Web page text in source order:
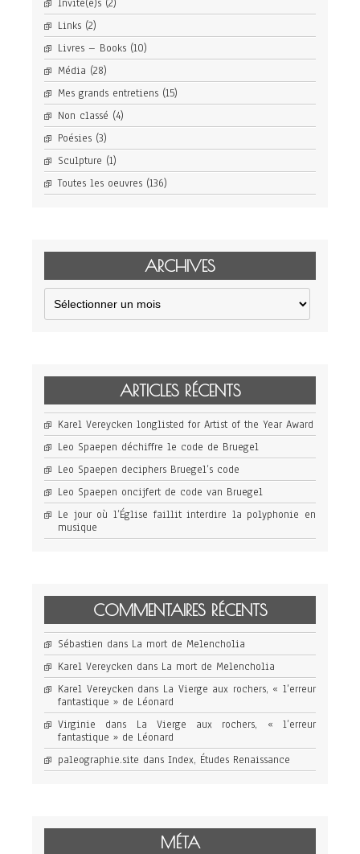
Links (2)
Livres – Books (10)
Média (28)
Mes grands entretiens (15)
Non classé (4)
Poésies (3)
Sculpture (1)
Toutes les oeuvres (136)
ARCHIVES
Archives
ARTICLES RÉCENTS
Karel Vereycken longlisted for Artist of the Year Award
Leo Spaepen déchiffre le code de Bruegel
Leo Spaepen deciphers Bruegel’s code
Leo Spaepen oncijfert de code van Bruegel
Le jour où l’Église faillit interdire la polyphonie en
musique
COMMENTAIRES RÉCENTS
Sébastien dans La mort de Melencholia
Karel Vereycken dans La mort de Melencholia
Karel Vereycken dans La Vierge aux rochers, « l’erreur
fantastique » de Léonard
Virginie dans La Vierge aux rochers, « l’erreur
fantastique » de Léonard
paleographie.site dans Index, Études Renaissance
MÉTA